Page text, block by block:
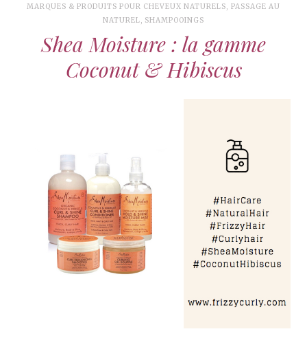
MARQUES & PRODUITS POUR CHEVEUX NATURELS, PASSAGE AU
NATUREL, SHAMPOOINGS
Shea Moisture : la gamme
Coconut & Hibiscus